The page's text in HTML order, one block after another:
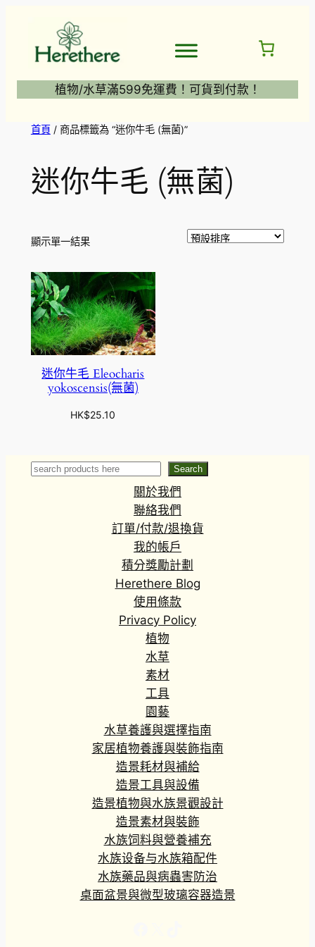
植物/水草滿599免運費！可貨到付款！
首頁/ 商品標籤為 “迷你牛毛 (無菌)”
迷你牛毛 (無菌)
顯示單一結果
迷你牛毛 Eleocharis
yokoscensis(無菌)
HK$25.10
Search Search
關於我們
聯絡我們
訂單/付款/退換貨
我的帳戶
積分獎勵計劃
Herethere Blog
使用條款
Privacy Policy
植物
水草
素材
工具
園藝
水草養護與選擇指南
家居植物養護與裝飾指南
造景耗材與補給
造景工具與設備
造景植物與水族景觀設計
造景素材與裝飾
水族饲料與營養補充
水族设备与水族箱配件
水族藥品與病蟲害防治
桌面盆景與微型玻璃容器造景